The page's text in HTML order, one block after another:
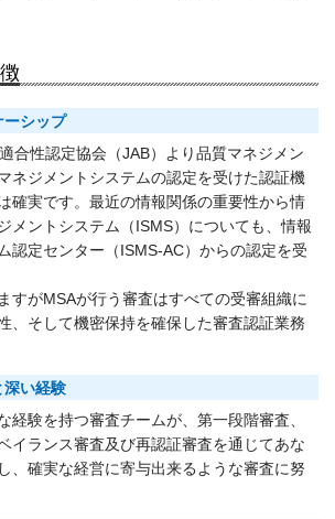
ーシップ
合性認定協会（JAB）より品質マネジメン
ネジメントシステムの認定を受けた認証機
確実です。最近の情報関係の重要性から情
メントシステム（ISMS）についても、情報
認定センター（ISMS-AC）からの認定を受
すがMSAが行う審査はすべての受審組織に
、そして機密保持を確保した審査認証業務
深い経験
経験を持つ審査チームが、第一段階審査、
イランス審査及び再認証審査を通じてあな
、確実な経営に寄与出来るような審査に努